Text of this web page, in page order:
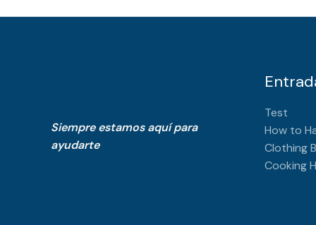
Siempre estamos aquí para
ayudarte
Test
How to
Clothing
Cooking